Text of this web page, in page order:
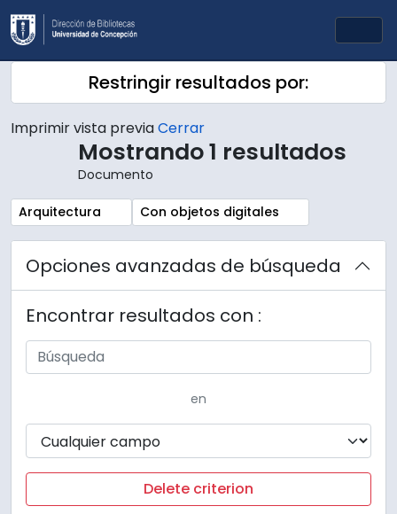
Skip to main content
Restringir resultados por:
Imprimir vista previaCerrar
Mostrando 1 resultados
Documento
Remove filter:
Arquitectura Remove filter:
Con objetos digitales
Opciones avanzadas de búsqueda
Encontrar resultados con :
en
Delete criterion